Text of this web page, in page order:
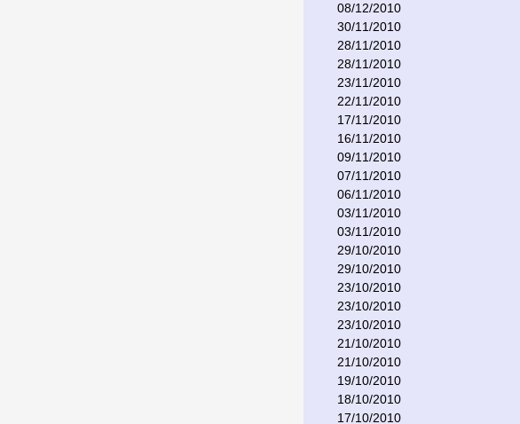
08/12/2010
30/11/2010
28/11/2010
28/11/2010
23/11/2010
22/11/2010
17/11/2010
16/11/2010
09/11/2010
07/11/2010
06/11/2010
03/11/2010
03/11/2010
29/10/2010
29/10/2010
23/10/2010
23/10/2010
23/10/2010
21/10/2010
21/10/2010
19/10/2010
18/10/2010
17/10/2010